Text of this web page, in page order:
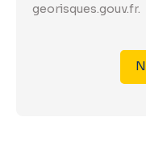
georisques.gouv.fr.